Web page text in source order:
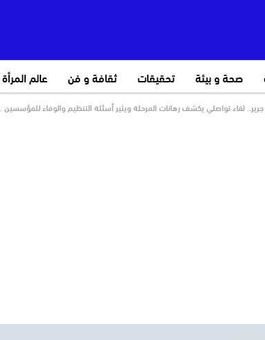
صحة و بيئة تحقيقات ثقافة و فن عالم المرأة
لقاء تواصلي يكشف رهانات المرحلة ويثير أسئلة التنظيم والوفاء للمؤسسين .